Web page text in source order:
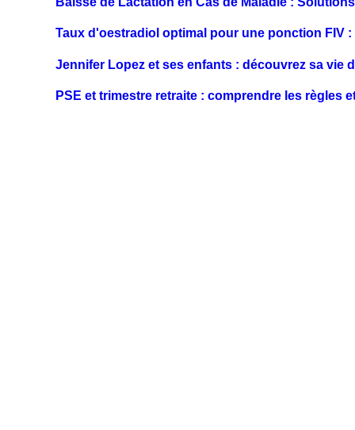
Taux d'oestradiol optimal pour une ponction FIV
Jennifer Lopez et ses enfants : découvrez sa vie
PSE et trimestre retraite : comprendre les règles